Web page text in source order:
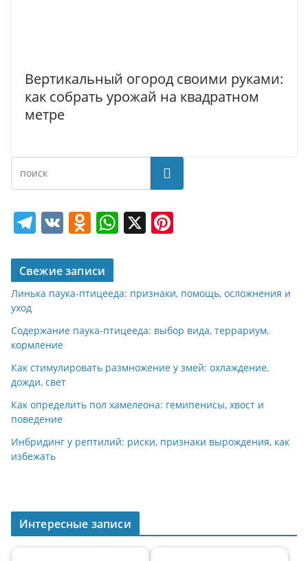
Вертикальный огород своими руками:
как собрать урожай на квадратном
метре
Поиск
T
el
e
gr
m
V
K
O
d
n
o
a
ni
ki
W
h
s
p
X
e
Свежие записи
Линька паука-птицееда: признаки, помощь, осложнения и
уход
Содержание паука-птицееда: выбор вида, террариум,
кормление
Как стимулировать размножение у змей: охлаждение,
дожди, свет
Как определить пол хамелеона: гемипенисы, хвост и
поведение
Инбридинг у рептилий: риски, признаки вырождения, как
избежать
Интересные записи